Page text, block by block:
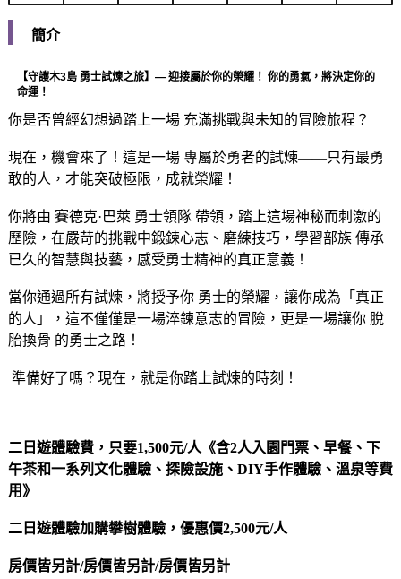
簡介
【守護木3島 勇士試煉之旅】— 迎接屬於你的榮耀！ 你的勇氣，將決定你的
命運！
你是否曾經幻想過踏上一場 充滿挑戰與未知的冒險旅程？
現在，機會來了！這是一場 專屬於勇者的試煉——只有最勇
敢的人，才能突破極限，成就榮耀！
你將由 賽德克·巴萊 勇士領隊 帶領，踏上這場神秘而刺激的
歷險，在嚴苛的挑戰中鍛鍊心志、磨練技巧，學習部族 傳承
已久的智慧與技藝，感受勇士精神的真正意義！
當你通過所有試煉，將授予你 勇士的榮耀，讓你成為「真正
的人」，這不僅僅是一場淬鍊意志的冒險，更是一場讓你 脫
胎換骨 的勇士之路！
準備好了嗎？現在，就是你踏上試煉的時刻！
二日遊體驗費，只要1,500元/人 《含2人入園門票、早餐、下
午茶和一系列文化體驗、探險設施、DIY手作體驗、溫泉等費
用》
二日遊體驗加購攀樹體驗，優惠價2,500元/人
房價皆另計/房價皆另計/房價皆另計